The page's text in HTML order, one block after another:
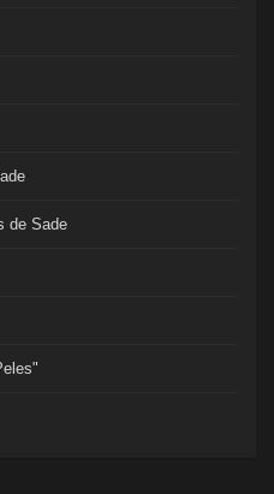
de Sade